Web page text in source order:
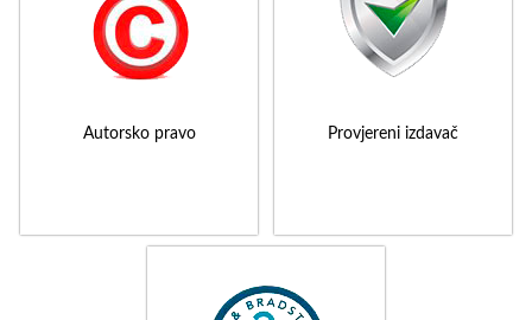
Autorsko pravo Provjereni izdavač